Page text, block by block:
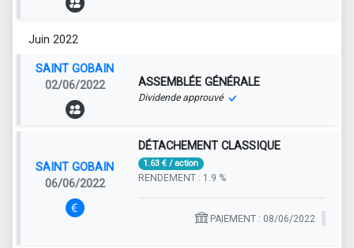
Juin 2022
SAINT GOBAIN
02/06/2022
ASSEMBLÉE GÉNÉRALE
Dividende approuvé
SAINT GOBAIN
06/06/2022
DÉTACHEMENT CLASSIQUE
1.63 € / action
RENDEMENT : 1.9 %
PAIEMENT : 08/06/2022